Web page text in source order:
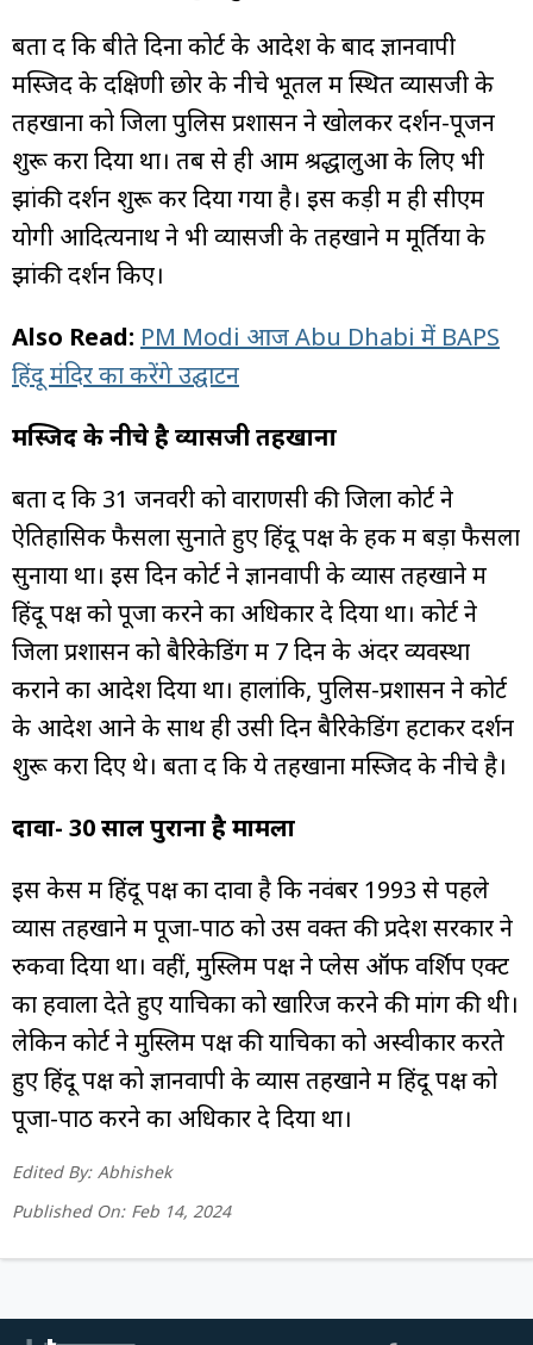
बता दें कि बीते दिनों कोर्ट के आदेश के बाद ज्ञानवापी
मस्जिद के दक्षिणी छोर के नीचे भूतल में स्थित व्यासजी के
तहखाना को जिला पुलिस प्रशासन ने खोलकर दर्शन-पूजन
शुरू करा दिया था। तब से ही आम श्रद्धालुओं के लिए भी
झांकी दर्शन शुरू कर दिया गया है। इस कड़ी में ही सीएम
योगी आदित्यनाथ ने भी व्यासजी के तहखाने में मूर्तियों के
झांकी दर्शन किए।
Also Read: PM Modi आज Abu Dhabi में BAPS
हिंदू मंदिर का करेंगे उद्घाटन
मस्जिद के नीचे है व्यासजी तहखाना
बता दें कि 31 जनवरी को वाराणसी की जिला कोर्ट ने
ऐतिहासिक फैसला सुनाते हुए हिंदू पक्ष के हक में बड़ा फैसला
सुनाया था। इस दिन कोर्ट ने ज्ञानवापी के व्यास तहखाने में
हिंदू पक्ष को पूजा करने का अधिकार दे दिया था। कोर्ट ने
जिला प्रशासन को बैरिकेडिंग में 7 दिन के अंदर व्यवस्था
कराने का आदेश दिया था। हालांकि, पुलिस-प्रशासन ने कोर्ट
के आदेश आने के साथ ही उसी दिन बैरिकेडिंग हटाकर दर्शन
शुरू करा दिए थे। बता दें कि ये तहखाना मस्जिद के नीचे है।
दावा- 30 साल पुराना है मामला
इस केस में हिंदू पक्ष का दावा है कि नवंबर 1993 से पहले
व्यास तहखाने में पूजा-पाठ को उस वक्त की प्रदेश सरकार ने
रुकवा दिया था। वहीं, मुस्लिम पक्ष ने प्लेस ऑफ वर्शिप एक्ट
का हवाला देते हुए याचिका को खारिज करने की मांग की थी।
लेकिन कोर्ट ने मुस्लिम पक्ष की याचिका को अस्वीकार करते
हुए हिंदू पक्ष को ज्ञानवापी के व्यास तहखाने में हिंदू पक्ष को
पूजा-पाठ करने का अधिकार दे दिया था।
Edited By: Abhishek
Published On: Feb 14, 2024